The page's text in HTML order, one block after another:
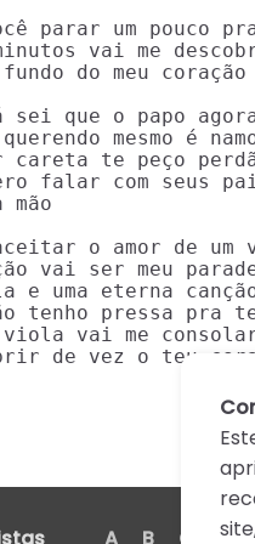
parar um pouco
vai me
do meu coração
sei que o papo
mesmo é
careta te peço
falar com seus
o amor de
vai ser meu
e uma eterna
tenho pressa pra
viola vai me
de vez o teu